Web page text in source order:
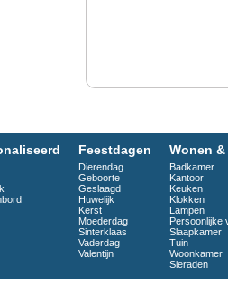
Feestdagen
Dierendag
Geboorte
Geslaagd
Huwelijk
Kerst
Moederdag
Sinterklaas
Vaderdag
Valentijn
Wonen
Badkamer
Kantoor
Keuken
Klokken
Lampen
Persoonlijke
Slaapkamer
Tuin
Woonkamer
Sieraden